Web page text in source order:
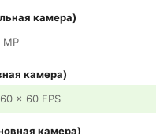
камера)
MP
камера)
x 60 FPS
камера)